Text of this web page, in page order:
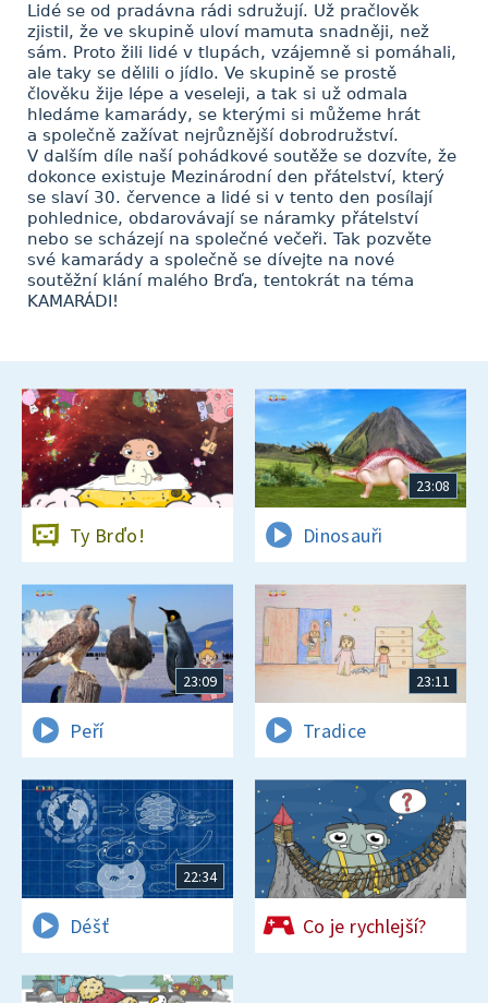
Lidé se od pradávna rádi sdružují. Už pračlověk
zjistil, že ve skupině uloví mamuta snadněji, než
sám. Proto žili lidé v tlupách, vzájemně si pomáhali,
ale taky se dělili o jídlo. Ve skupině se prostě
člověku žije lépe a veseleji, a tak si už odmala
hledáme kamarády, se kterými si můžeme hrát
a společně zažívat nejrůznější dobrodružství.
V dalším díle naší pohádkové soutěže se dozvíte, že
dokonce existuje Mezinárodní den přátelství, který
se slaví 30. července a lidé si v tento den posílají
pohlednice, obdarovávají se náramky přátelství
nebo se scházejí na společné večeři. Tak pozvěte
své kamarády a společně se dívejte na nové
soutěžní klání malého Brďa, tentokrát na téma
KAMARÁDI!
Ty Brďo!
23:08
Dinosauři
23:09
Peří
23:11
Tradice
22:34
Déšť Co je rychlejší?